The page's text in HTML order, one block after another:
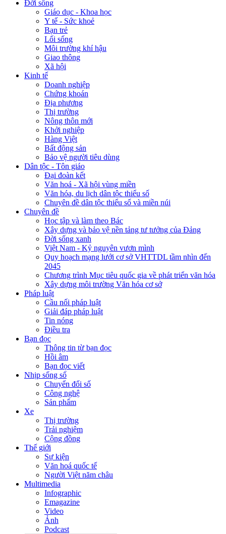
Đời sống
Giáo dục - Khoa học
Y tế - Sức khoẻ
Bạn trẻ
Lối sống
Môi trường khí hậu
Giao thông
Xã hội
Kinh tế
Doanh nghiệp
Chứng khoán
Địa phương
Thị trường
Nông thôn mới
Khởi nghiệp
Hàng Việt
Bất động sản
Bảo vệ người tiêu dùng
Dân tộc - Tôn giáo
Đại đoàn kết
Văn hoá - Xã hội vùng miền
Văn hóa, du lịch dân tộc thiểu số
Chuyên đề dân tộc thiểu số và miền núi
Chuyên đề
Học tập và làm theo Bác
Xây dựng và bảo vệ nền tảng tư tưởng của Đảng
Đời sống xanh
Việt Nam - Kỷ nguyên vươn mình
Quy hoạch mạng lưới cơ sở VHTTDL tầm nhìn đến
2045
Chương trình Mục tiêu quốc gia về phát triển văn hóa
Xây dựng môi trường Văn hóa cơ sở
Pháp luật
Cầu nối pháp luật
Giải đáp pháp luật
Tin nóng
Điều tra
Bạn đọc
Thông tin từ bạn đọc
Hồi âm
Bạn đọc viết
Nhịp sống số
Chuyển đổi số
Công nghệ
Sản phẩm
Xe
Thị trường
Trải nghiệm
Cộng đồng
Thế giới
Sự kiện
Văn hoá quốc tế
Người Việt năm châu
Multimedia
Infographic
Emagazine
Video
Ảnh
Podcast